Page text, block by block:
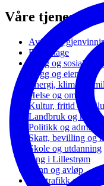
Våre tjenester
Avfall og
Barnehage
Bolig og sosiale
Bygg og eiendom
Energi, klima og
Helse og omsorg
Kultur, fritid og
Landbruk og natur
Politikk og
Skatt, bevilling og
Skole og utdanning
Ung i Lillestrøm
Vann og avløp
Vei, trafikk og